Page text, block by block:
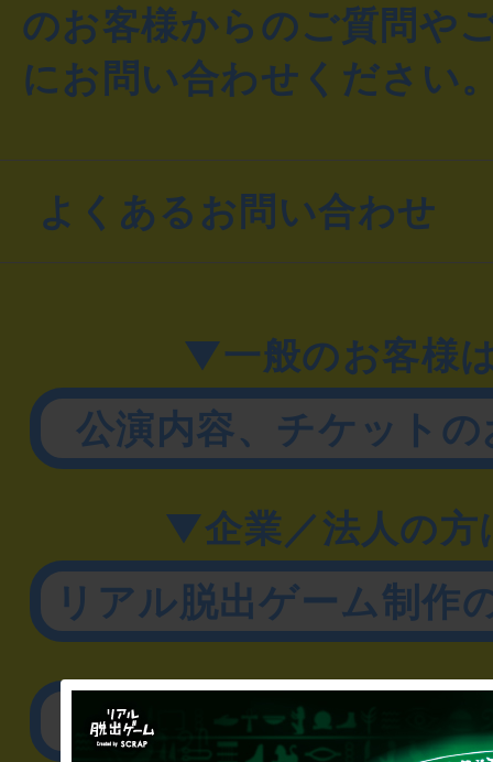
のお客様からのご質問や
にお問い合わせください
よくあるお問い合わせ
▼一般のお客様
公演内容、チケット
▼企業／法人の方
リアル脱出ゲーム制作
取材に関するお